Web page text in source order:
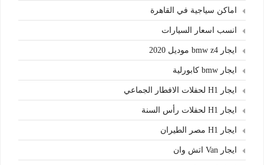
اماكن سياجية في القاهرة
انسب اسعار السيارات
ايجار bmw z4 موديل 2020
ايجار bmw كابورلية
ايجار H1 لحفلات الافطار الجماعي
ايجار H1 لحفلات رأس السنة
ايجار H1 مصر الطيران
ايجار Van اتش وان